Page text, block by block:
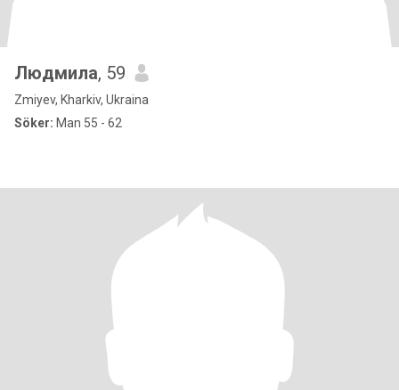
Людмила, 59
Zmiyev, Kharkiv, Ukraina
Söker: Man 55 - 62